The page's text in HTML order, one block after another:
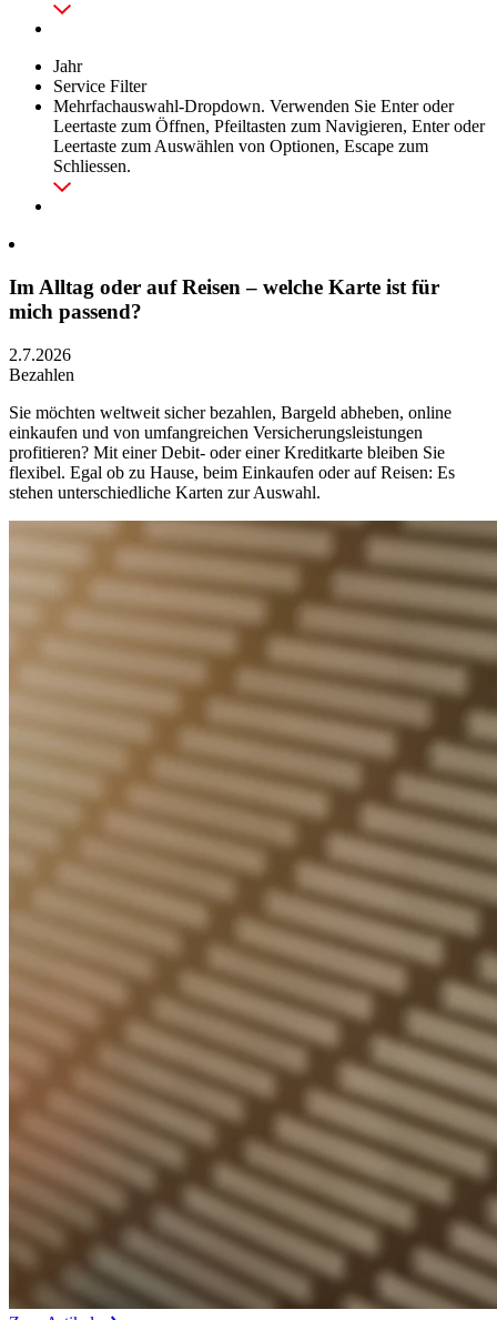
Jahr
Service Filter
Mehrfachauswahl-Dropdown. Verwenden Sie Enter oder
Leertaste zum Öffnen, Pfeiltasten zum Navigieren, Enter oder
Leertaste zum Auswählen von Optionen, Escape zum
Schliessen.
Im Alltag oder auf Reisen – welche Karte ist für
mich passend?
2.7.2026
Bezahlen
Sie möchten weltweit sicher bezahlen, Bargeld abheben, online
einkaufen und von umfangreichen Versicherungsleistungen
profitieren? Mit einer Debit- oder einer Kreditkarte bleiben Sie
flexibel. Egal ob zu Hause, beim Einkaufen oder auf Reisen: Es
stehen unterschiedliche Karten zur Auswahl.